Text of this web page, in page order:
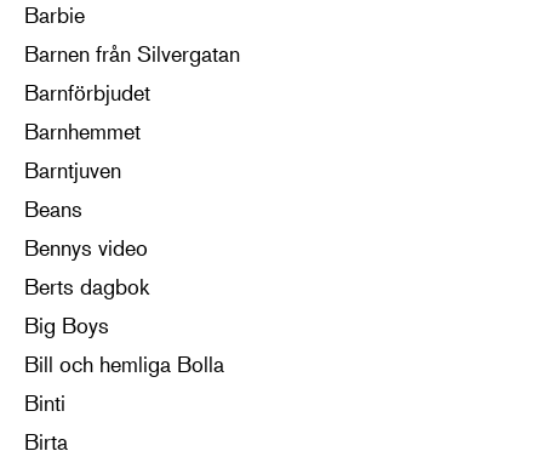
Barbie
Barnen från Silvergatan
Barnförbjudet
Barnhemmet
Barntjuven
Beans
Bennys video
Berts dagbok
Big Boys
Bill och hemliga Bolla
Binti
Birta